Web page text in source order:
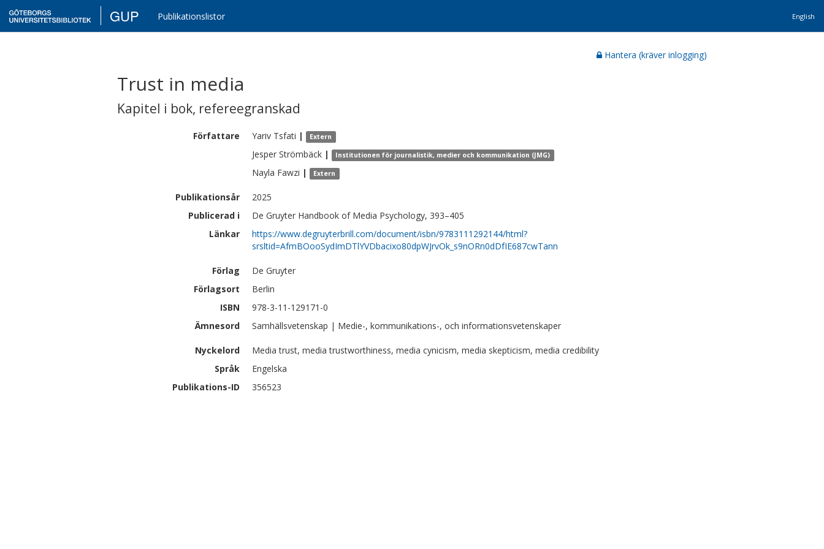
GUP Publikationslistor English
Hantera (kräver inlogging)
Trust in media
Kapitel i bok, refereegranskad
Författare Yariv Tsfati | Extern
Jesper Strömbäck | Institutionen för journalistik, medier och kommunikation (JMG)
Nayla Fawzi | Extern
Publikationsår
2025
Publicerad i
De Gruyter Handbook of Media Psychology, 393–405
Länkar
https://www.degruyterbrill.com/document/isbn/9783111292144/html?
srsltid=AfmBOooSydImDTlYVDbacixo80dpWJrvOk_s9nORn0dDfIE687cwTann
Förlag
De Gruyter
Förlagsort
Berlin
ISBN
978-3-11-129171-0
Ämnesord
Samhällsvetenskap | Medie-, kommunikations-, och informationsvetenskaper
Nyckelord
Media trust, media trustworthiness, media cynicism, media skepticism, media credibility
Språk
Engelska
Publikations-ID
356523